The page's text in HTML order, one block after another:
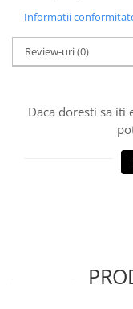
Informatii
Review-uri(0)
Daca doresti sa iti